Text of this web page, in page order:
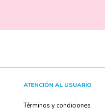
ATENCIÓN AL USUARIO
Términos y condiciones